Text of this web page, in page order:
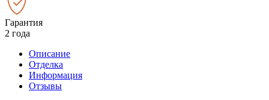
Гарантия
2 года
Описание
Отделка
Информация
Отзывы